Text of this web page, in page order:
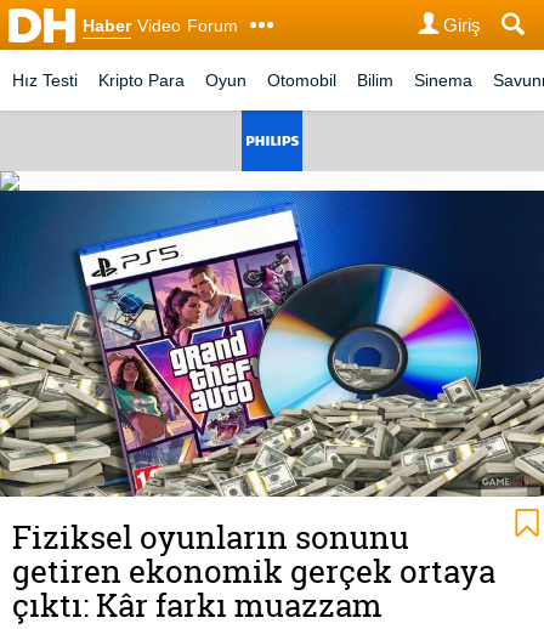
Haber Video Forum Giriş
Hız Testi Kripto Para Oyun Otomobil Bilim Sinema
Fiziksel oyunların sonunu
getiren ekonomik gerçek ortaya
çıktı: Kâr farkı muazzam